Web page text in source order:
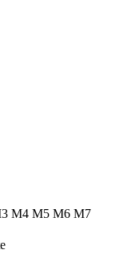
M4 M5 M6 M7